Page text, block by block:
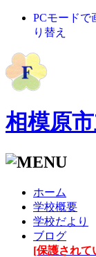
PCモードで
り替え
相模原
ホーム
学校概要
学校だより
ブログ
[保護されて